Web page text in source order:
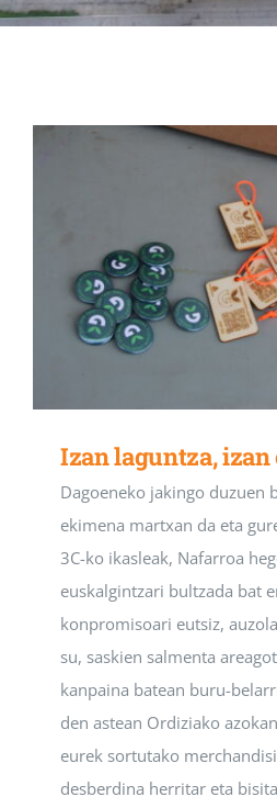
AGENDA
Izan laguntza,
Dagoeneko jakingo duzuen
ekimena martxan da eta
3C-ko ikasleak, Nafarroa
euskalgintzari bultzada bat
konpromisoari eutsiz,
su, saskien salmenta
kanpaina batean buru-
den astean Ordiziako
eurek sortutako
desberdina herritar eta